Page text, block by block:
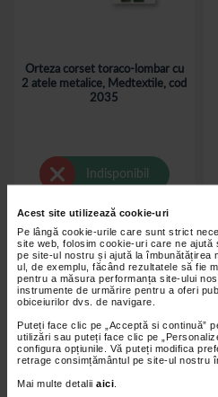
Acest site utilizează cookie-uri
Pe lângă cookie-urile care sunt strict
site web, folosim cookie-uri care ne ajută
pe site-ul nostru și ajută la îmbunătățirea
ul, de exemplu, făcând rezultatele să fie
pentru a măsura performanța site-ului
instrumente de urmărire pentru a oferi
obiceiurilor dvs. de navigare.
Puteți face clic pe „Acceptă si continuă”
utilizări sau puteți face clic pe
configura opțiunile. Vă puteți modifica
retrage consimțământul pe site-ul nostru
Mai multe detalii aici
Orteza corset toraco-lombar cu
2 atele metalice, Medtextile, cod
2035
Indisponibil